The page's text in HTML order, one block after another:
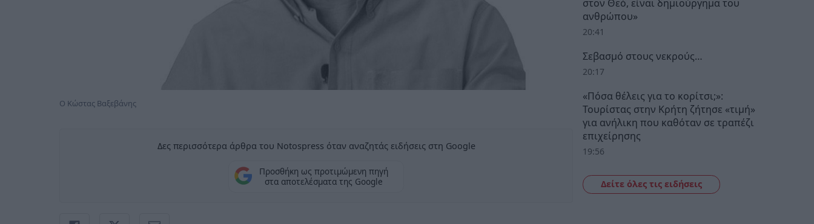
O Κώστας Βαξεβάνης
Δες περισσότερα άρθρα του Notospress όταν αναζητάς ειδήσεις στη Google
Προσθήκη ως προτιμώμενη πηγή
στα αποτελέσματα της Google
στον Θεό, είναι δημιούργημα του
ανθρώπου»
20:41
Σεβασμό στους νεκρούς…
20:17
«Πόσα θέλεις για το κορίτσι;»:
Τουρίστας στην Κρήτη ζήτησε «τιμή»
για ανήλικη που καθόταν σε τραπέζι
επιχείρησης
19:56
Δείτε όλες τις ειδήσεις